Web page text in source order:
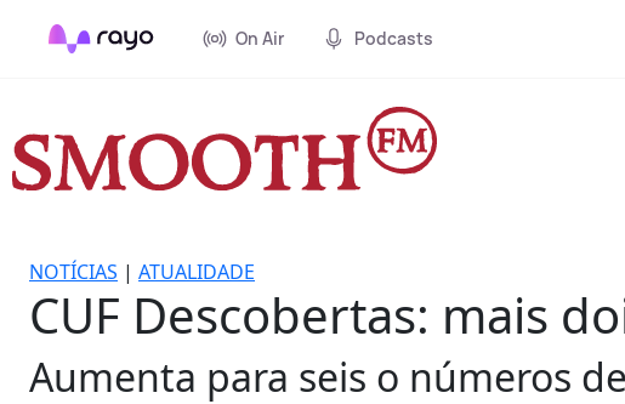
On Air Podcasts
NOTÍCIAS | ATUALIDADE
CUF Descobertas: mais
Aumenta para seis o números